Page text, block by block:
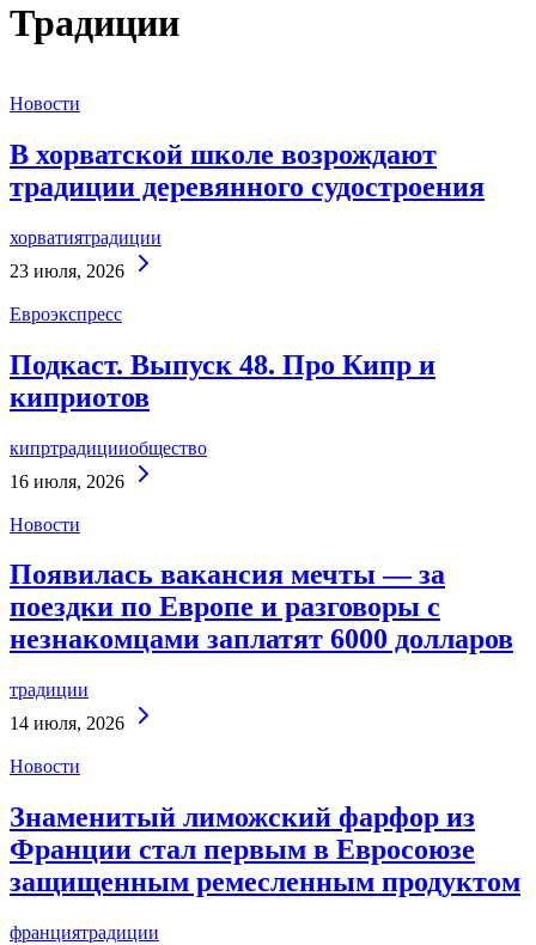
Традиции
Новости
В хорватской школе возрождают
традиции деревянного судостроения
хорватиятрадиции
23 июля, 2026
Евроэкспресс
Подкаст. Выпуск 48. Про Кипр и
киприотов
кипртрадицииобщество
16 июля, 2026
Новости
Появилась вакансия мечты — за
поездки по Европе и разговоры с
незнакомцами заплатят 6000 долларов
традиции
14 июля, 2026
Новости
Знаменитый лиможский фарфор из
Франции стал первым в Евросоюзе
защищенным ремесленным продуктом
франциятрадиции